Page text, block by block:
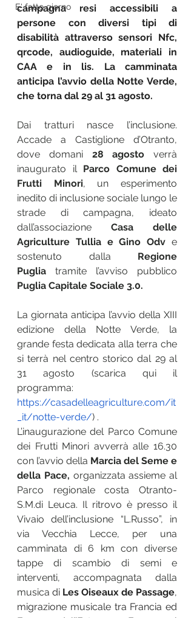
E' fatto giorno
campagna resi accessibili a
persone con diversi tipi di
disabilità attraverso sensori Nfc,
qrcode, audioguide, materiali in
CAA e in lis. La camminata
anticipa l’avvio della Notte Verde,
che torna dal 29 al 31 agosto.
Dai tratturi nasce l’inclusione.
Accade a Castiglione d’Otranto,
dove domani 28 agosto verrà
inaugurato il Parco Comune dei
Frutti Minori, un esperimento
inedito di inclusione sociale lungo le
strade di campagna, ideato
dall’associazione Casa delle
Agriculture Tullia e Gino Odv e
sostenuto dalla Regione
Puglia
Puglia Capitale Sociale 3.0.
La giornata anticipa l’avvio della XIII
edizione della Notte Verde, la
grande festa dedicata alla terra che
si terrà nel centro storico dal 29 al
31 agosto (scarica qui il
https://casadelleagriculture.com/it
_it/notte-verde/) .
L’inaugurazione del Parco Comune
dei Frutti Minori avverrà alle 16.30
con l’avvio della Marcia del Seme e
della Pace, organizzata assieme al
Parco regionale costa Otranto-
S.M.di Leuca. Il ritrovo è presso il
Vivaio dell’inclusione “L.Russo”, in
via Vecchia Lecce, per una
camminata di 6 km con diverse
tappe di scambio di semi e
interventi, accompagnata dalla
musica di Les Oiseaux de Passage,
migrazione musicale tra Francia ed